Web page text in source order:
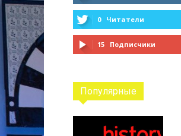
0 Читатели
15 Подписчики
Популярные